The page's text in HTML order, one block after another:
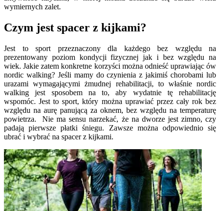
wymiernych zalet.
Czym jest spacer z kijkami?
Jest to sport przeznaczony dla każdego bez względu na
prezentowany poziom kondycji fizycznej jak i bez względu na
wiek. Jakie zatem konkretne korzyści można odnieść uprawiając ów
nordic walking? Jeśli mamy do czynienia z jakimiś chorobami lub
urazami wymagającymi żmudnej rehabilitacji, to właśnie nordic
walking jest sposobem na to, aby wydatnie tę rehabilitację
wspomóc. Jest to sport, który można uprawiać przez cały rok bez
względu na aurę panującą za oknem, bez względu na temperaturę
powietrza. Nie ma sensu narzekać, że na dworze jest zimno, czy
padają pierwsze płatki śniegu. Zawsze można odpowiednio się
ubrać i wybrać na spacer z kijkami.